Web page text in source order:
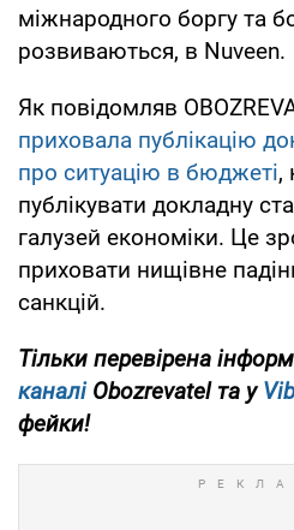
міжнародного боргу та
розвиваються, в Nuveen.
Як повідомляв
приховала публікацію
про ситуацію в бюджеті,
публікувати докладну
галузей економіки. Це
приховати нищівне
санкцій.
Тільки перевірена
каналіObozrevatel та у
фейки!